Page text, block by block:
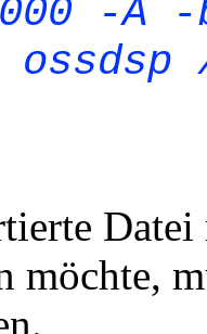
-
möchte,